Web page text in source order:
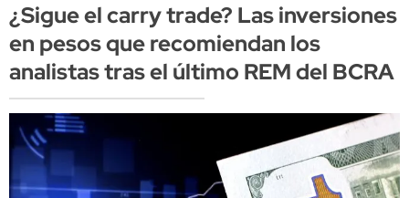
¿Sigue el carry trade? Las inversiones
en pesos que recomiendan los
analistas tras el último REM del BCRA